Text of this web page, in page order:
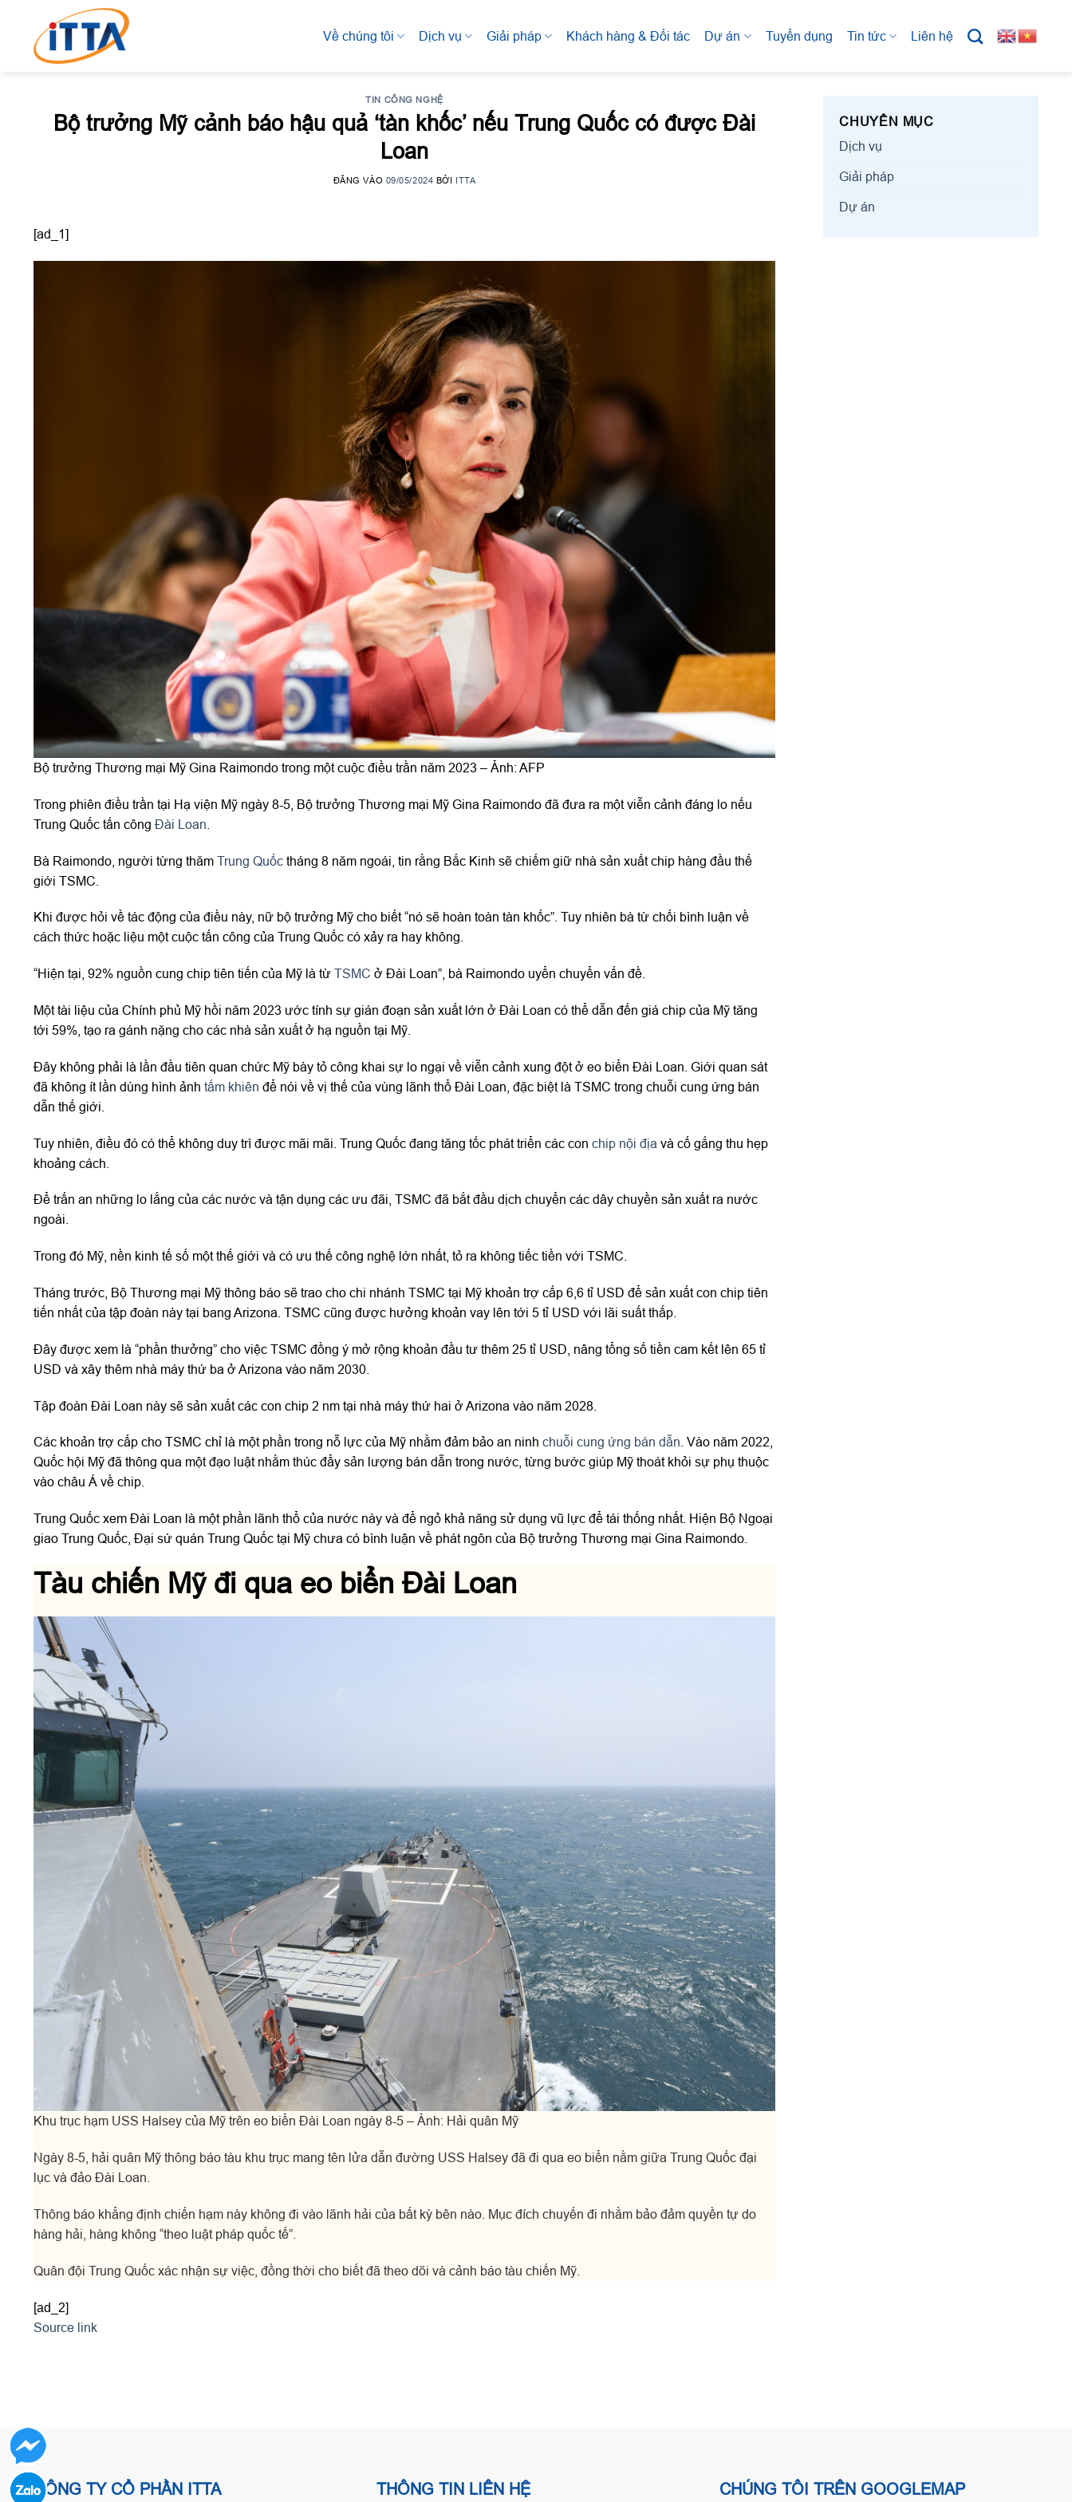
content
Về chúng tôi Dịch vụ Giải pháp Khách hàng & Đối tác Dự án Tuyển dụng Tin tức Liên hệ
TIN CÔNG NGHỆ
Bộ trưởng Mỹ cảnh báo hậu quả ‘tàn khốc’ nếu Trung Quốc có được Đài
Loan
ĐĂNG VÀO 09/05/2024 BỞI ITTA
[ad_1]
Bộ trưởng Thương mại Mỹ Gina Raimondo trong một cuộc điều trần năm 2023 – Ảnh: AFP
Trong phiên điều trần tại Hạ viện Mỹ ngày 8-5, Bộ trưởng Thương mại Mỹ Gina Raimondo đã đưa ra một viễn cảnh đáng lo nếu
Trung Quốc tấn công Đài Loan
Bà Raimondo, người từng thăm Trung Quốc tháng 8 năm ngoái, tin rằng Bắc Kinh sẽ chiếm giữ nhà sản xuất chip hàng đầu thế
giới TSMC.
Khi được hỏi về tác động của điều này, nữ bộ trưởng Mỹ cho biết “nó sẽ hoàn toàn tàn khốc”. Tuy nhiên bà từ chối bình luận về
cách thức hoặc liệu một cuộc tấn công của Trung Quốc có xảy ra hay không.
“Hiện tại, 92% nguồn cung chip tiên tiến của Mỹ là từ TSMC ở Đài Loan”, bà Raimondo uyển chuyển vấn đề.
Một tài liệu của Chính phủ Mỹ hồi năm 2023 ước tính sự gián đoạn sản xuất lớn ở Đài Loan có thể dẫn đến giá chip của Mỹ tăng
tới 59%, tạo ra gánh nặng cho các nhà sản xuất ở hạ nguồn tại Mỹ.
Đây không phải là lần đầu tiên quan chức Mỹ bày tỏ công khai sự lo ngại về viễn cảnh xung đột ở eo biển Đài Loan. Giới quan sát
đã không ít lần dùng hình ảnh tấm khiên để nói về vị thế của vùng lãnh thổ Đài Loan, đặc biệt là TSMC trong chuỗi cung ứng bán
dẫn thế giới.
Tuy nhiên, điều đó có thể không duy trì được mãi mãi. Trung Quốc đang tăng tốc phát triển các con chip nội địa và cố gắng thu hẹp
khoảng cách.
Để trấn an những lo lắng của các nước và tận dụng các ưu đãi, TSMC đã bắt đầu dịch chuyển các dây chuyền sản xuất ra nước
ngoài.
Trong đó Mỹ, nền kinh tế số một thế giới và có ưu thế công nghệ lớn nhất, tỏ ra không tiếc tiền với TSMC.
Tháng trước, Bộ Thương mại Mỹ thông báo sẽ trao cho chi nhánh TSMC tại Mỹ khoản trợ cấp 6,6 tỉ USD để sản xuất con chip tiên
tiến nhất của tập đoàn này tại bang Arizona. TSMC cũng được hưởng khoản vay lên tới 5 tỉ USD với lãi suất thấp.
Đây được xem là “phần thưởng” cho việc TSMC đồng ý mở rộng khoản đầu tư thêm 25 tỉ USD, nâng tổng số tiền cam kết lên 65 tỉ
USD và xây thêm nhà máy thứ ba ở Arizona vào năm 2030.
Tập đoàn Đài Loan này sẽ sản xuất các con chip 2 nm tại nhà máy thứ hai ở Arizona vào năm 2028.
Các khoản trợ cấp cho TSMC chỉ là một phần trong nỗ lực của Mỹ nhằm đảm bảo an ninh chuỗi cung ứng bán dẫn . Vào năm 2022,
Quốc hội Mỹ đã thông qua một đạo luật nhằm thúc đẩy sản lượng bán dẫn trong nước, từng bước giúp Mỹ thoát khỏi sự phụ thuộc
vào châu Á về chip.
Trung Quốc xem Đài Loan là một phần lãnh thổ của nước này và để ngỏ khả năng sử dụng vũ lực để tái thống nhất. Hiện Bộ Ngoại
giao Trung Quốc, Đại sứ quán Trung Quốc tại Mỹ chưa có bình luận về phát ngôn của Bộ trưởng Thương mại Gina Raimondo.
Tàu chiến Mỹ đi qua eo biển Đài Loan
Khu trục hạm USS Halsey của Mỹ trên eo biển Đài Loan ngày 8-5 – Ảnh: Hải quân Mỹ
Ngày 8-5, hải quân Mỹ thông báo tàu khu trục mang tên lửa dẫn đường USS Halsey đã đi qua eo biển nằm giữa Trung Quốc đại
lục và đảo Đài Loan.
Thông báo khẳng định chiến hạm này không đi vào lãnh hải của bất kỳ bên nào. Mục đích chuyến đi nhằm bảo đảm quyền tự do
hàng hải, hàng không “theo luật pháp quốc tế”.
Quân đội Trung Quốc xác nhận sự việc, đồng thời cho biết đã theo dõi và cảnh báo tàu chiến Mỹ.
[ad_2]
Source link
CHUYÊN MỤC
Dịch vụ
Giải pháp
Dự án
CÔNG TY CỔ PHẦN ITTA THÔNG TIN LIÊN HỆ CHÚNG TÔI TRÊN GOOGLEMAP